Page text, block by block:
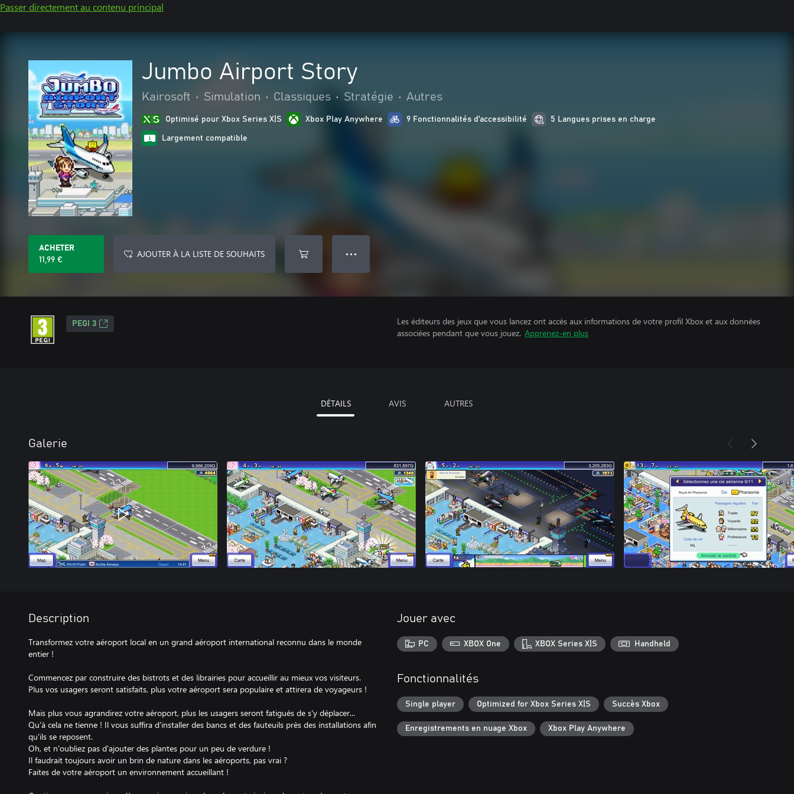
Passer directement au contenu principal
Jumbo Airport Story
Kairosoft • Simulation • Classiques • Stratégie • Autres
Optimisé pour Xbox Series X|S Xbox Play Anywhere 9 Fonctionnalités d’accessibilité 5 Langues prises en charge
Largement compatible
ACHETER
11,99 €
AJOUTER À LA LISTE DE SOUHAITS ● ● ●
PEGI 3
Les éditeurs des jeux que vous lancez ont accès aux informations de votre profil Xbox et aux données
associées pendant que vous jouez. Apprenez-en plus
DÉTAILS AVIS AUTRES
Galerie
Description
Transformez votre aéroport local en un grand aéroport international reconnu dans le monde
entier !
Commencez par construire des bistrots et des librairies pour accueillir au mieux vos visiteurs.
Plus vos usagers seront satisfaits, plus votre aéroport sera populaire et attirera de voyageurs !
Mais plus vous agrandirez votre aéroport, plus les usagers seront fatigués de s'y déplacer...
Qu'à cela ne tienne ! Il vous suffira d'installer des bancs et des fauteuils près des installations afin
qu'ils se reposent.
Oh, et n'oubliez pas d'ajouter des plantes pour un peu de verdure !
Il faudrait toujours avoir un brin de nature dans les aéroports, pas vrai ?
Faites de votre aéroport un environnement accueillant !
Jouer avec
PC XBOX One XBOX Series X|S Handheld
Fonctionnalités
Single player Optimized for Xbox Series X|S Succès Xbox
Enregistrements en nuage Xbox Xbox Play Anywhere